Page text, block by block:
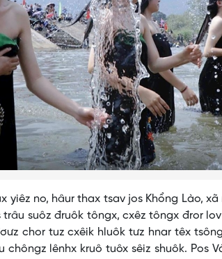
no, hâur thax tsav jos Khổng Lào, xã
suôz đruôk tôngx, cxêz tôngx đror
chor tuz cxêik hluôk tưz hnar têx
chôngz lênhx kruô tuôx sêiz shuôk. Pos